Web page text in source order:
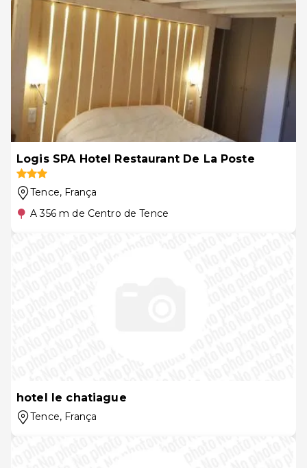
Logis SPA Hotel Restaurant De La Poste
Tence, França
A 356 m de Centro de Tence
hotel le chatiague
Tence, França